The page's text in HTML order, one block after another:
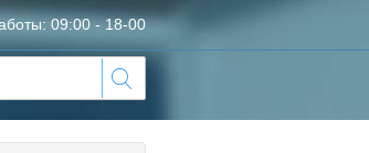
09:00 - 18-00